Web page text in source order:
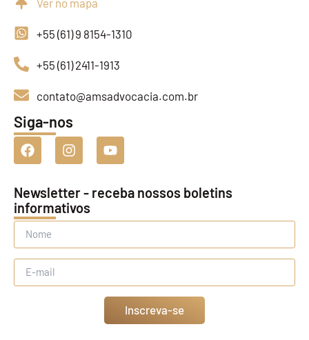
+55 (61) 9 8154-1310
+55 (61) 2411-1913
contato@amsadvocacia.com.br
Siga-nos
Newsletter - receba nossos boletins
informativos
Inscreva-se